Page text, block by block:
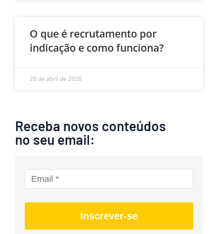
O que é recrutamento por
indicação e como funciona?
28 de abril de 2026
Receba novos conteúdos
no seu email:
Inscrever-se